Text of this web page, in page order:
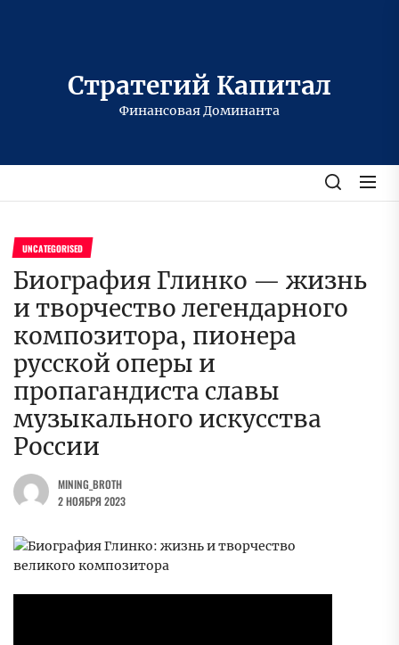
Стратегий Капитал
Финансовая Доминанта
UNCATEGORISED
Биография Глинко — жизнь
и творчество легендарного
композитора, пионера
русской оперы и
пропагандиста славы
музыкального искусства
России
MINING_BROTH
2 НОЯБРЯ 2023